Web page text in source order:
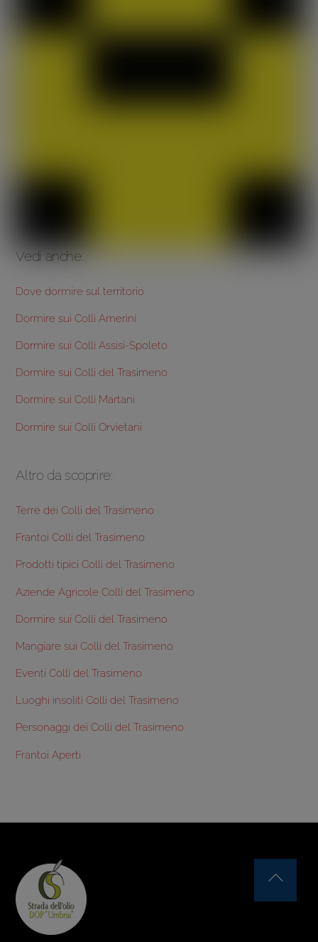
Vedi anche:
Dove dormire sul territorio
Dormire sui Colli Amerini
Dormire sui Colli Assisi-Spoleto
Dormire sui Colli del Trasimeno
Dormire sui Colli Martani
Dormire sui Colli Orvietani
Altro da scoprire:
Terre dei Colli del Trasimeno
Frantoi Colli del Trasimeno
Prodotti tipici Colli del Trasimeno
Aziende Agricole Colli del Trasimeno
Dormire sui Colli del Trasimeno
Mangiare sui Colli del Trasimeno
Eventi Colli del Trasimeno
Luoghi insoliti Colli del Trasimeno
Personaggi dei Colli del Trasimeno
Frantoi Aperti